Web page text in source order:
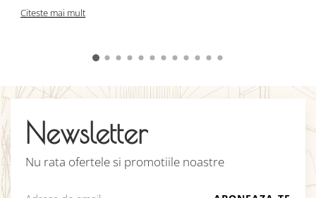
Citeste mai mult
Newsletter
Nu rata ofertele si promotiile noastre